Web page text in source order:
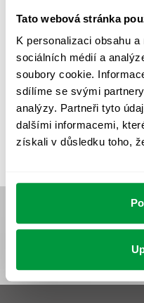
Tato webová stránka
K personalizaci obsahu
sociálních médií a
soubory cookie.
sdílíme se svými
analýzy. Partneři tyto
dalšími informacemi,
získali v důsledku toho,
REVIZE NOUZOVÉHO
UMĚLÉ OSVĚTLENÍ
VÝPOČET OSVĚTLENÍ
VÝPOČTY A NÁVRHY
ZKOUŠKY NOUZOVÉHO